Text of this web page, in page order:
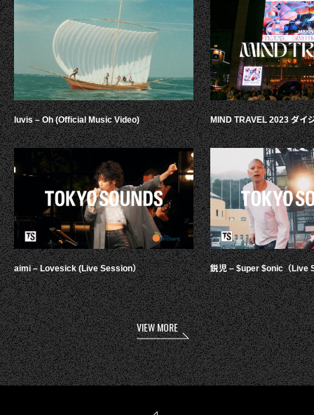
luvis – Oh (Official Music Video)
aimi – Lovesick (Live Session）
MIND TRAVEL 2023 ダイ
鋭児 – $uper $onic（Live
VIEW MORE